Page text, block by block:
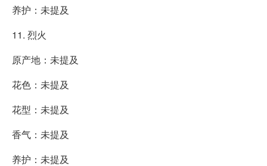
养护：未提及
11. 烈火
原产地：未提及
花色：未提及
花型：未提及
香气：未提及
养护：未提及